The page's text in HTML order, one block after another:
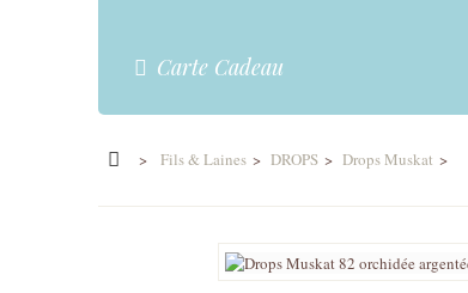
Carte Cadeau
> Fils & Laines > DROPS > Drops Muskat >